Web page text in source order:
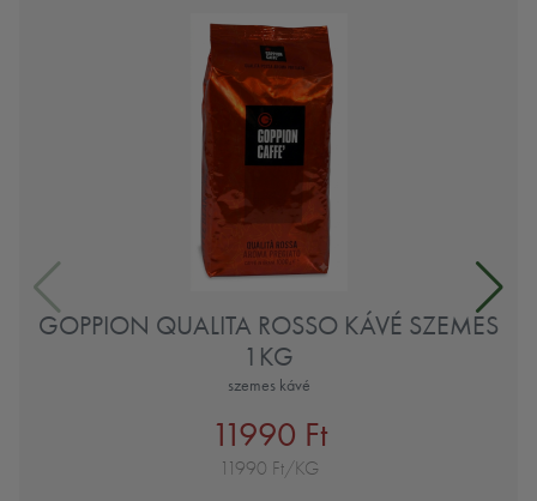
GOPPION QUALITA ROSSO KÁVÉ SZEMES
1KG
szemes kávé
11990 Ft
11990 Ft/KG